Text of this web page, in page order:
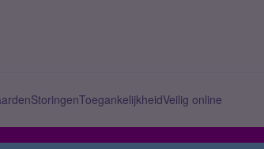
StoringenToegankelijkheidVeilig online